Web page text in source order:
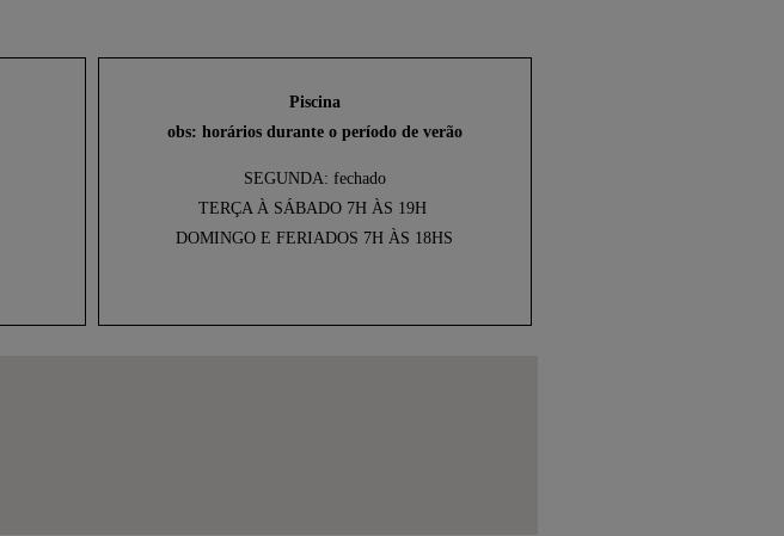
Piscina
obs: horários durante o período de verão
SEGUNDA: fechado
TERÇA À SÁBADO 7H ÀS 19H
DOMINGO E FERIADOS 7H ÀS 18HS